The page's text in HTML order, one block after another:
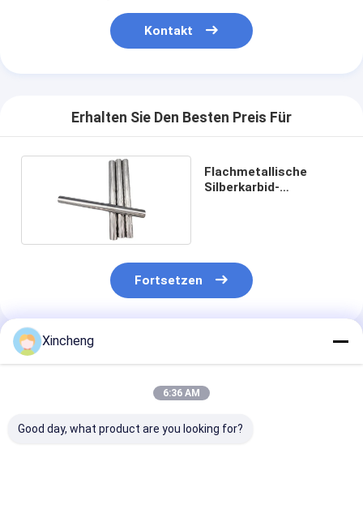
Kontakt
Erhalten Sie Den Besten Preis Für
Flachmetallische
Silberkarbid-
Fortsetzen
Empfohlene Produkte
Xincheng
6:36 AM
Good day, what product are you looking for?